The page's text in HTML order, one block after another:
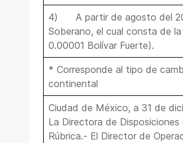
4)
A partir de agosto del
Soberano, el cual consta de
0.00001 Bolívar Fuerte).
* Corresponde al tipo de
continental
Ciudad de México, a 31 de
La Directora de
Rúbrica.- El Director de